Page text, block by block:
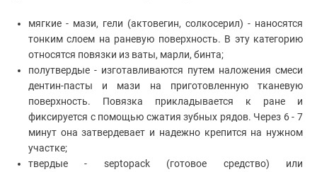
мягкие - мази, гели (актовегин, солкосерил) - наносятся
тонким слоем на раневую поверхность. В эту категорию
относятся повязки из ваты, марли, бинта;
полутвердые - изготавливаются путем наложения смеси
дентин-пасты и мази на приготовленную тканевую
поверхность. Повязка прикладывается к ране и
фиксируется с помощью сжатия зубных рядов. Через 6 - 7
минут она затвердевает и надежно крепится на нужном
участке;
твердые - septopack (готовое средство) или